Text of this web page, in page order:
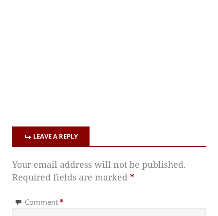
LEAVE A REPLY
Your email address will not be published.
Required fields are marked *
Comment *